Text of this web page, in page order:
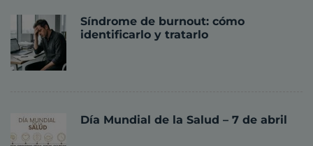
Síndrome de burnout: cómo
identificarlo y tratarlo
Día Mundial de la Salud – 7 de abril